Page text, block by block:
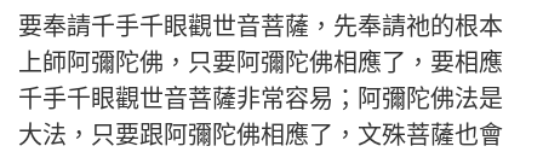
要奉請千手千眼觀世音菩薩，先奉請祂的根本
上師阿彌陀佛，只要阿彌陀佛相應了，要相應
千手千眼觀世音菩薩非常容易；阿彌陀佛法是
大法，只要跟阿彌陀佛相應了，文殊菩薩也會